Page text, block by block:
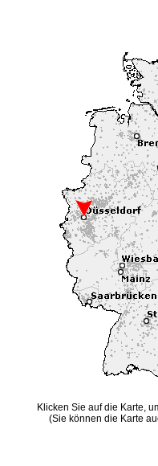
Klicken Sie auf die Karte,
(Sie können die Karte